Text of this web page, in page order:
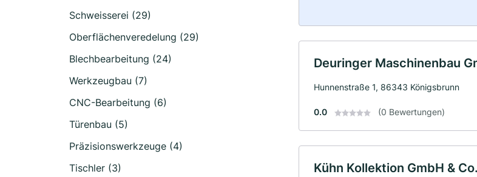
Schweisserei (29)
Oberflächenveredelung (29)
Blechbearbeitung (24)
Werkzeugbau (7)
CNC-Bearbeitung (6)
Türenbau (5)
Präzisionswerkzeuge (4)
Tischler (3)
Deuringer Maschinenbau
Hunnenstraße 1, 86343 Königsbrunn
0.0 (0 Bewertungen)
Kühn Kollektion GmbH &